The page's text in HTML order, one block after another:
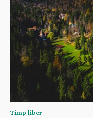
Timp liber